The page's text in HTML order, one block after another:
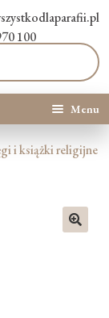
100
Menu
i książki religijne